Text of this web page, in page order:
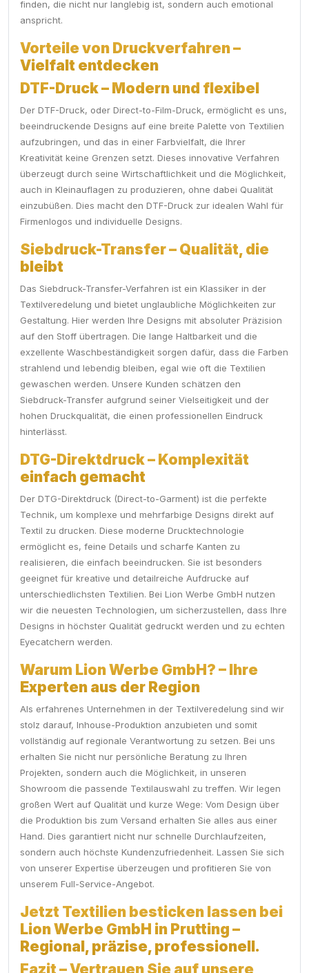
finden, die nicht nur langlebig ist, sondern auch emotional
anspricht.
Vorteile von Druckverfahren –
Vielfalt entdecken
DTF-Druck – Modern und flexibel
Der DTF-Druck, oder Direct-to-Film-Druck, ermöglicht es uns,
beeindruckende Designs auf eine breite Palette von Textilien
aufzubringen, und das in einer Farbvielfalt, die Ihrer
Kreativität keine Grenzen setzt. Dieses innovative Verfahren
überzeugt durch seine Wirtschaftlichkeit und die Möglichkeit,
auch in Kleinauflagen zu produzieren, ohne dabei Qualität
einzubüßen. Dies macht den DTF-Druck zur idealen Wahl für
Firmenlogos und individuelle Designs.
Siebdruck-Transfer – Qualität, die
bleibt
Das Siebdruck-Transfer-Verfahren ist ein Klassiker in der
Textilveredelung und bietet unglaubliche Möglichkeiten zur
Gestaltung. Hier werden Ihre Designs mit absoluter Präzision
auf den Stoff übertragen. Die lange Haltbarkeit und die
exzellente Waschbeständigkeit sorgen dafür, dass die Farben
strahlend und lebendig bleiben, egal wie oft die Textilien
gewaschen werden. Unsere Kunden schätzen den
Siebdruck-Transfer aufgrund seiner Vielseitigkeit und der
hohen Druckqualität, die einen professionellen Eindruck
hinterlässt.
DTG-Direktdruck – Komplexität
einfach gemacht
Der DTG-Direktdruck (Direct-to-Garment) ist die perfekte
Technik, um komplexe und mehrfarbige Designs direkt auf
Textil zu drucken. Diese moderne Drucktechnologie
ermöglicht es, feine Details und scharfe Kanten zu
realisieren, die einfach beeindrucken. Sie ist besonders
geeignet für kreative und detailreiche Aufdrucke auf
unterschiedlichsten Textilien. Bei Lion Werbe GmbH nutzen
wir die neuesten Technologien, um sicherzustellen, dass Ihre
Designs in höchster Qualität gedruckt werden und zu echten
Eyecatchern werden.
Warum Lion Werbe GmbH? – Ihre
Experten aus der Region
Als erfahrenes Unternehmen in der Textilveredelung sind wir
stolz darauf, Inhouse-Produktion anzubieten und somit
vollständig auf regionale Verantwortung zu setzen. Bei uns
erhalten Sie nicht nur persönliche Beratung zu Ihren
Projekten, sondern auch die Möglichkeit, in unseren
Showroom die passende Textilauswahl zu treffen. Wir legen
großen Wert auf Qualität und kurze Wege: Vom Design über
die Produktion bis zum Versand erhalten Sie alles aus einer
Hand. Dies garantiert nicht nur schnelle Durchlaufzeiten,
sondern auch höchste Kundenzufriedenheit. Lassen Sie sich
von unserer Expertise überzeugen und profitieren Sie von
unserem Full-Service-Angebot.
Jetzt Textilien besticken lassen bei
Lion Werbe GmbH in Prutting –
Regional, präzise, professionell.
Fazit – Vertrauen Sie auf unsere